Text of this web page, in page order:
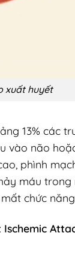
xuất huyết
13% các
não
phình
máu
chức
Ischemic